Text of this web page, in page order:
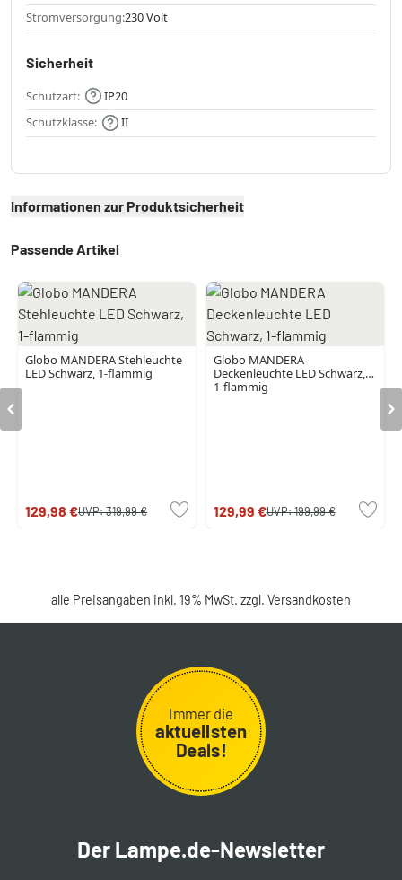
Stromversorgung:230 Volt
Sicherheit
Schutzart:
IP20
Schutzklasse:
II
Informationen zur Produktsicherheit
Passende Artikel
Globo MANDERA Stehleuchte
LED Schwarz, 1-flammig
129,98 €UVP:319,99 €
Globo MANDERA
Deckenleuchte LED Schwarz,
1-flammig
129,99 €UVP:199,99 €
alle Preisangaben inkl. 19% MwSt. zzgl. Versandkosten
Immer die
aktuellsten
Deals!
Der Lampe.de-Newsletter